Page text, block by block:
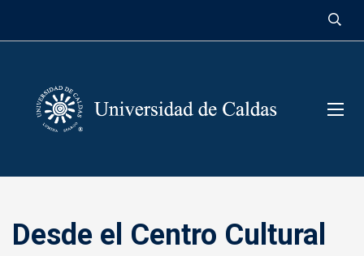
Desde el Centro Cultural